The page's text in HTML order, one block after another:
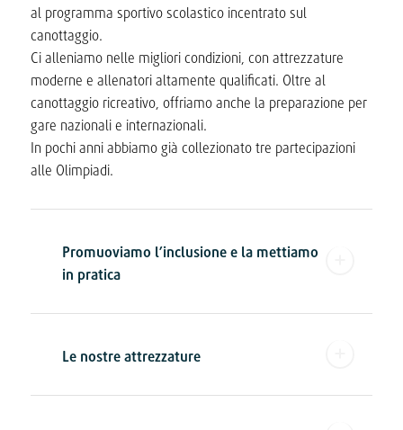
al programma sportivo scolastico incentrato sul
canottaggio.
Ci alleniamo nelle migliori condizioni, con attrezzature
moderne e allenatori altamente qualificati. Oltre al
canottaggio ricreativo, offriamo anche la preparazione per
gare nazionali e internazionali.
In pochi anni abbiamo già collezionato tre partecipazioni
alle Olimpiadi.
Promuoviamo l’inclusione e la mettiamo
in pratica
Le nostre attrezzature